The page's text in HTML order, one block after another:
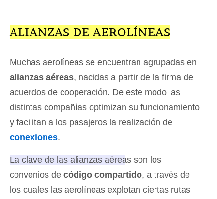
ALIANZAS DE AEROLÍNEAS
Muchas aerolíneas se encuentran agrupadas en
alianzas aéreas, nacidas a partir de la firma de
acuerdos de cooperación. De este modo las
distintas compañías optimizan su funcionamiento
y facilitan a los pasajeros la realización de
conexiones.
La clave de las alianzas aéreas son los
convenios de código compartido, a través de
los cuales las aerolíneas explotan ciertas rutas